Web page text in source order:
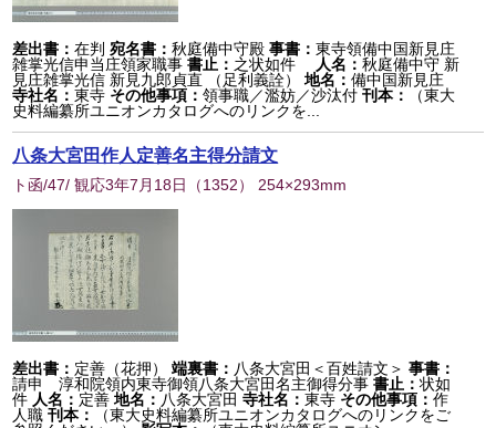
差出書：在判 宛名書：秋庭備中守殿 事書：東寺領備中国新見庄
雑掌光信申当庄領家職事 書止： 之状如件 人名：秋庭備中守 新
見庄雑掌光信 新見九郎貞直 （足利義詮）
地名：備中国新見庄
寺社名：東寺 その他事項：領事職／濫妨／沙汰付 刊本：
（東大
史料編纂所ユニオンカタログへのリンクを...
八条大宮田作人定善名主得分請文
ト函/47/ 観応3年7月18日 （1352） 254×293mm
差出書： 定善（花押） 端裏書： 八条大宮田＜百姓請文＞ 事書：
請申 淳和院領内東寺御領八条大宮田名主御得分事書止：状如
件 人名： 定善 地名： 八条大宮田 寺社名：東寺 その他事項：作
人職刊本：
（東大史料編纂所ユニオンカタログへのリンクをご